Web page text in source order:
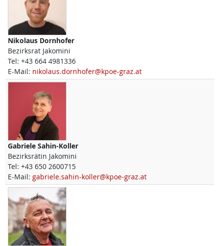
Nikolaus Dornhofer
Bezirksrat Jakomini
Tel: +43 664 4981336
E-Mail: nikolaus.dornhofer@kpoe-graz.at
Gabriele Sahin-Koller
Bezirksrätin Jakomini
Tel: +43 650 2600715
E-Mail: gabriele.sahin-koller@kpoe-graz.at